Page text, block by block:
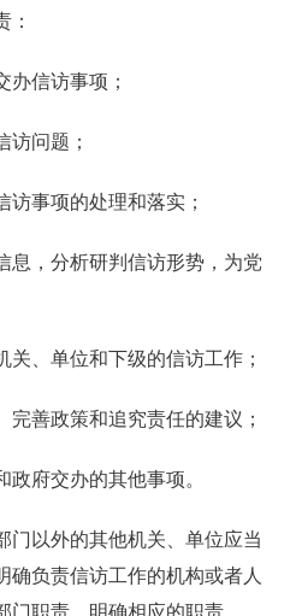
：
信访事项；
问题；
事项的处理和落实；
，分析研判信访形势，为党
、单位和下级的信访工作；
善政策和追究责任的建议；
府交办的其他事项。
以外的其他机关、单位应当
确负责信访工作的机构或者人
门职责，明确相应的职责。